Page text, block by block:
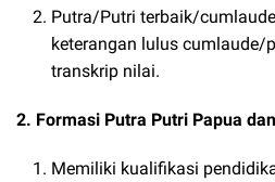
Putra/Putri terbaik/
keterangan lulus cumlaude/
transkrip nilai.
2. Formasi Putra Putri Papua
Memiliki kualifikasi